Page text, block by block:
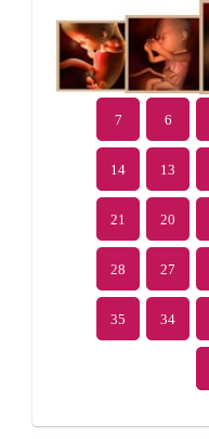
6
7
13
14
20
21
27
28
34
35